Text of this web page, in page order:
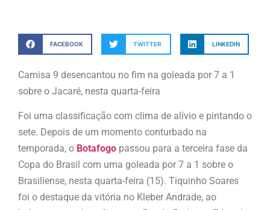
FACEBOOK TWITTER LINKEDIN
Camisa 9 desencantou no fim na goleada por 7 a 1
sobre o Jacaré, nesta quarta-feira
Foi uma classificação com clima de alívio e pintando o
sete. Depois de um momento conturbado na
temporada, o Botafogo passou para a terceira fase da
Copa do Brasil com uma goleada por 7 a 1 sobre o
Brasiliense, nesta quarta-feira (15). Tiquinho Soares
foi o destaque da vitória no Kleber Andrade, ao